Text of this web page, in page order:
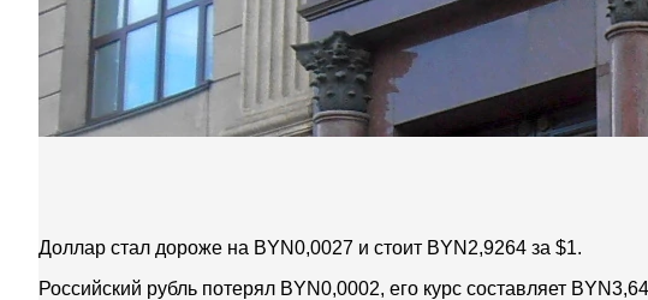
Доллар стал дороже на BYN0,0027 и стоит BYN2,9264 за $1.
Российский рубль потерял BYN0,0002, его курс составляет